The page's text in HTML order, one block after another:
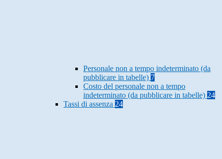
Personale non a tempo indeterminato (da
pubblicare in tabelle) 7
Costo del personale non a tempo
indeterminato (da pubblicare in tabelle) 24
Tassi di assenza 24